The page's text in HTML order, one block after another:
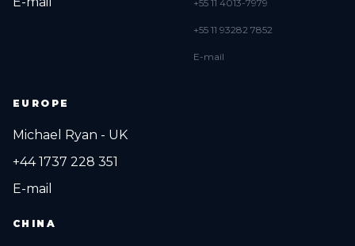
+55 11 4013-7979
+55 11 93282 7852
E-mail
EUROPE
Michael Ryan - UK
+44 1737 228 351
E-mail
CHINA